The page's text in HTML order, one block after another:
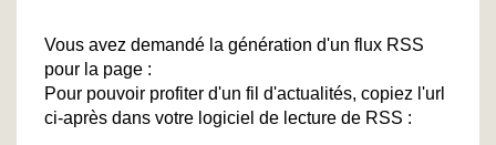
Vous avez demandé la génération d'un flux RSS
pour la page :
Pour pouvoir profiter d'un fil d'actualités, copiez l'url
ci-après dans votre logiciel de lecture de RSS :